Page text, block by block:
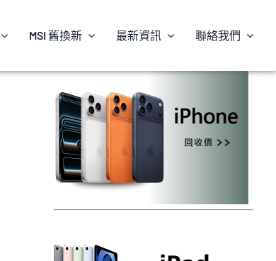
MSI 舊換新 最新資訊 聯絡我們